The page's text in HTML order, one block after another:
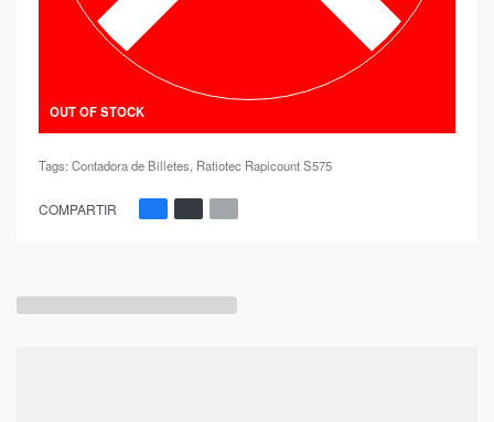
OUT OF STOCK
Tags: Contadora de Billetes, Ratiotec Rapicount S575
COMPARTIR